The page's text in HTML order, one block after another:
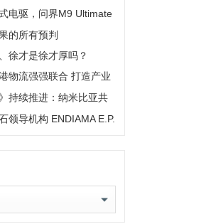
电驱，问界M9 Ultimate
者”
的所有预判
徐才是徐才厚吗？
物流强强联合 打造产业
持续推进：纳米比亚共
宝石与珠宝出口促进委
商品交易中心启动加入
领导机构 ENDIAMA E.P.